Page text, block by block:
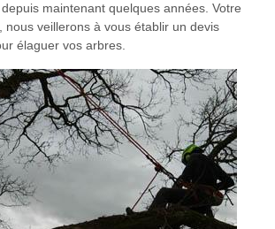
maintenant quelques années. Votre
veillerons à vous établir un devis
élaguer vos arbres.